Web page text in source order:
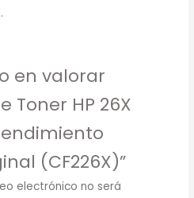
en valorar
Toner HP 26X
(CF226X)”
electrónico no será